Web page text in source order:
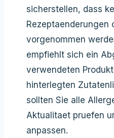
sicherstellen, dass
Rezeptaenderungen
vorgenommen
empfiehlt sich ein
verwendeten
hinterlegten
sollten Sie alle
Aktualitaet pruefen
anpassen.